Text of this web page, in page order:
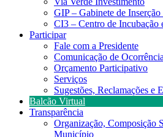
GIP – Gabinete de
CI3 – Centro de Incubação
Participar
Fale com a Presidente
Comunicação de
Orçamento Participativo
Serviços
Sugestões, Reclamações e
Balcão Virtual
Transparência
Organização, Composição
Município